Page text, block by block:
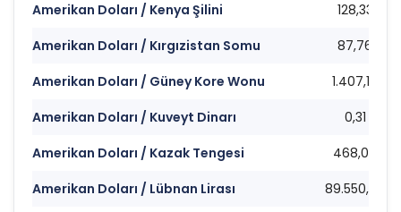
Amerikan Doları / Kenya Şilini
128,33
Amerikan Doları / Kırgızistan Somu
87,76
Amerikan Doları / Güney Kore Wonu
1.407,14
Amerikan Doları / Kuveyt Dinarı
0,31
Amerikan Doları / Kazak Tengesi
468,08
Amerikan Doları / Lübnan Lirası
89.550,00